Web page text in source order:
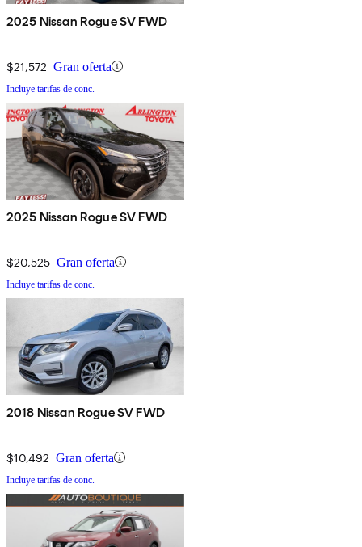
2025 Nissan Rogue SV FWD
$21,572 Gran oferta
Incluye tarifas de conc.
2025 Nissan Rogue SV FWD
$20,525 Gran oferta
Incluye tarifas de conc.
2018 Nissan Rogue SV FWD
$10,492 Gran oferta
Incluye tarifas de conc.